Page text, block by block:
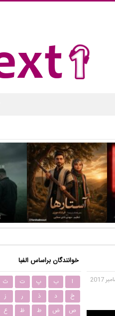
خوانندگان براساس الفبا
ا ب پ ت ث
خ
د ذ ر ز
ص
ض ط ظ ع